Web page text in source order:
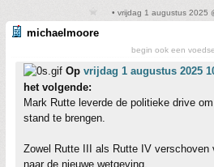
• vrijdag 1 augustus 2025
michaelmoore
begin ook een
Op vrijdag 1 augustus 2025
het volgende:
Mark Rutte leverde de politieke drive
stand te brengen.
Zowel Rutte III als Rutte IV verschoven
naar de nieuwe wetgeving.